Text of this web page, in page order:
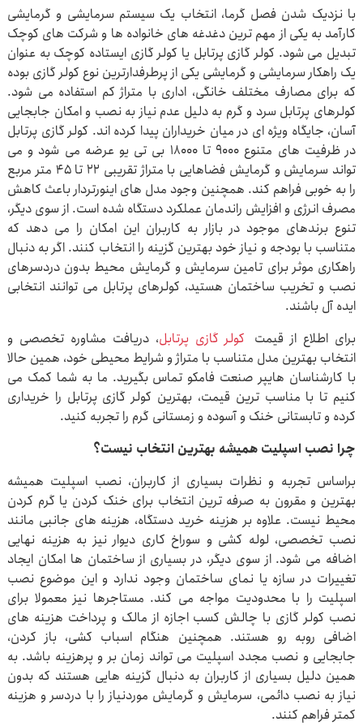
با نزدیک شدن فصل گرما، انتخاب یک سیستم سرمایشی و گرمایشی
کارآمد به یکی از مهم ترین دغدغه های خانواده ها و شرکت های کوچک
تبدیل می شود. کولر گازی پرتابل یا کولر گازی ایستاده کوچک به عنوان
یک راهکار سرمایشی و گرمایشی یکی از پرطرفدارترین نوع کولر گازی بوده
که برای مصارف مختلف خانگی، اداری با متراژ کم استفاده می شود.
کولرهای پرتابل سرد و گرم به دلیل عدم نیاز به نصب و امکان جابجایی
آسان، جایگاه ویژه ای در میان خریداران پیدا کرده اند. کولر گازی پرتابل
در ظرفیت های متنوع 9000 تا 18000 بی تی یو عرضه می شود و می
تواند سرمایش و گرمایش فضاهایی با متراژ تقریبی 22 تا 45 متر مربع
را به خوبی فراهم کند. همچنین وجود مدل های اینورتردار باعث کاهش
مصرف انرژی و افزایش راندمان عملکرد دستگاه شده است. از سوی دیگر،
تنوع برندهای موجود در بازار به کاربران این امکان را می دهد که
متناسب با بودجه و نیاز خود بهترین گزینه را انتخاب کنند. اگر به دنبال
راهکاری موثر برای تامین سرمایش و گرمایش محیط بدون دردسرهای
نصب و تخریب ساختمان هستید، کولرهای پرتابل می توانند انتخابی
ایده آل باشند.
برای اطلاع از قیمت کولر گازی پرتابل، دریافت مشاوره تخصصی و
انتخاب بهترین مدل متناسب با متراژ و شرایط محیطی خود، همین حالا
با کارشناسان هایپر صنعت فامکو تماس بگیرید. ما به شما کمک می
کنیم تا با مناسب ترین قیمت، بهترین کولر گازی پرتابل را خریداری
کرده و تابستانی خنک و آسوده و زمستانی گرم را تجربه کنید.
چرا نصب اسپلیت همیشه بهترین انتخاب نیست؟
براساس تجربه و نظرات بسیاری از کاربران، نصب اسپلیت همیشه
بهترین و مقرون به صرفه ترین انتخاب برای خنک کردن یا گرم کردن
محیط نیست. علاوه بر هزینه خرید دستگاه، هزینه های جانبی مانند
نصب تخصصی، لوله کشی و سوراخ کاری دیوار نیز به هزینه نهایی
اضافه می شود. از سوی دیگر، در بسیاری از ساختمان ها امکان ایجاد
تغییرات در سازه یا نمای ساختمان وجود ندارد و این موضوع نصب
اسپلیت را با محدودیت مواجه می کند. مستاجرها نیز معمولا برای
نصب کولر گازی با چالش کسب اجازه از مالک و پرداخت هزینه های
اضافی روبه رو هستند. همچنین هنگام اسباب کشی، باز کردن،
جابجایی و نصب مجدد اسپلیت می تواند زمان بر و پرهزینه باشد. به
همین دلیل بسیاری از کاربران به دنبال گزینه هایی هستند که بدون
نیاز به نصب دائمی، سرمایش و گرمایش موردنیاز را با دردسر و هزینه
کمتر فراهم کنند.